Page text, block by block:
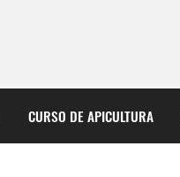
CURSO DE APICULTURA